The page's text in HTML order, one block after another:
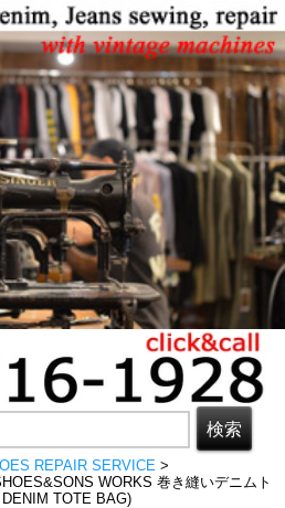
REPAIR SERVICE >
WORKS 巻き縫いデニムト
TOTE BAG)